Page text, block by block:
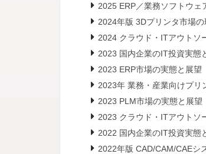
2025 ERP／業務ソフトウェ
2024年版 3Dプリンタ市場
2024 クラウド・ITアウトソ
2023 国内企業のIT投資実態
2023 ERP市場の実態と展望
2023年 業務・産業向けプリ
2023 PLM市場の実態と展望
2023 クラウド・ITアウトソ
2022 国内企業のIT投資実態
2022年版 CAD/CAM/CAEシ